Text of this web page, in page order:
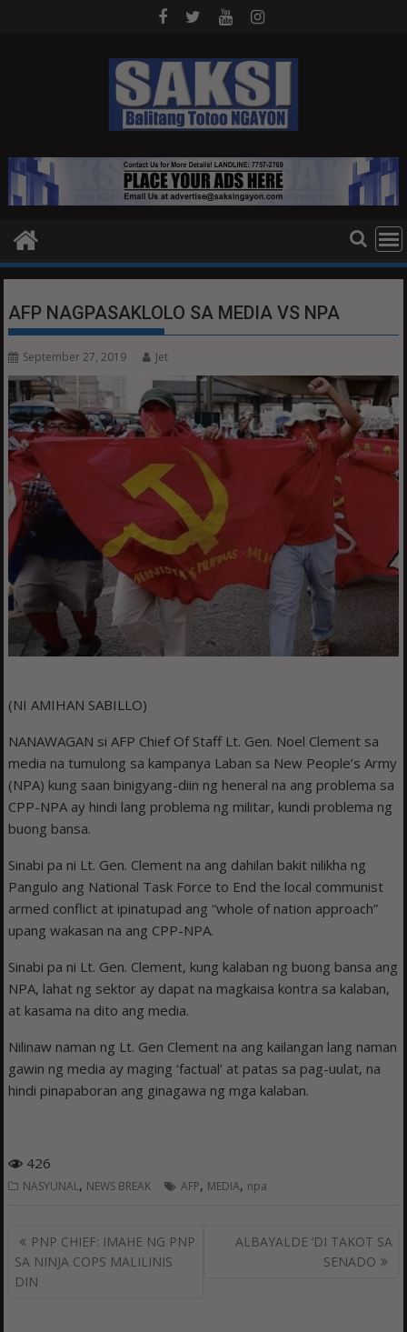
AFP NAGPASAKLOLO SA MEDIA VS NPA
September 27, 2019 Jet
(NI AMIHAN SABILLO)
NANAWAGAN si AFP Chief Of Staff Lt. Gen. Noel Clement sa
media na tumulong sa kampanya Laban sa New People’s Army
(NPA) kung saan binigyang-diin ng heneral na ang problema sa
CPP-NPA ay hindi lang problema ng militar, kundi problema ng
buong bansa.
Sinabi pa ni Lt. Gen. Clement na ang dahilan bakit nilikha ng
Pangulo ang National Task Force to End the local communist
armed conflict at ipinatupad ang “whole of nation approach”
upang wakasan na ang CPP-NPA.
Sinabi pa ni Lt. Gen. Clement, kung kalaban ng buong bansa ang
NPA, lahat ng sektor ay dapat na magkaisa kontra sa kalaban,
at kasama na dito ang media.
Nilinaw naman ng Lt. Gen Clement na ang kailangan lang naman
gawin ng media ay maging ‘factual’ at patas sa pag-uulat, na
hindi pinapaboran ang ginagawa ng mga kalaban.
426
NASYUNAL, NEWS BREAK AFP, MEDIA, npa
Post
navigation
PNP CHIEF: IMAHE NG PNP
SA NINJA COPS MALILINIS
DIN
ALBAYALDE ‘DI TAKOT SA
SENADO